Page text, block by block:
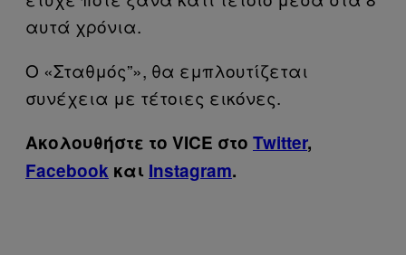
αυτά χρόνια.
Ο «Σταθμός”», θα εμπλουτίζεται
συνέχεια με τέτοιες εικόνες.
Ακολουθήστε το VICE στο Twitter,
Facebook και Instagram.